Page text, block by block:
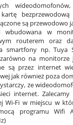
bezprzewodową
są przewodowo
w
routerem oraz
smartfony np. Tuya
na
są przez internet
jak również poza
że
internet.
Wi-Fi w miejscu w
programu Wifi